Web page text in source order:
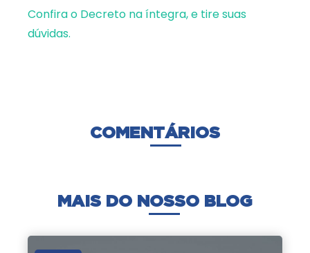
Confira o Decreto na íntegra, e tire suas
dúvidas.
COMENTÁRIOS
MAIS DO NOSSO BLOG